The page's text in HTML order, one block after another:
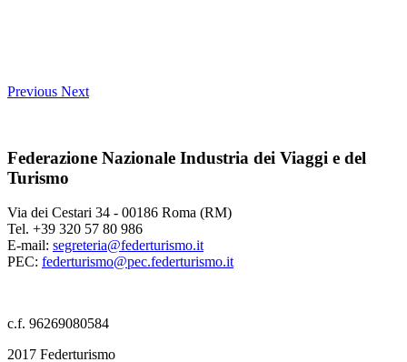
Previous Next
Federazione Nazionale Industria dei Viaggi e del
Turismo
Via dei Cestari 34 - 00186 Roma (RM)
Tel. +39 320 57 80 986
E-mail: segreteria@federturismo.it
PEC: federturismo@pec.federturismo.it
c.f. 96269080584
2017 Federturismo